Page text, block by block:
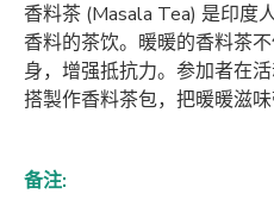
香料茶 (Masala Tea) 是印度
香料的茶饮。暖暖的香料茶
身，增强抵抗力。参加者在
搭製作香料茶包，把暖暖滋味
备注: